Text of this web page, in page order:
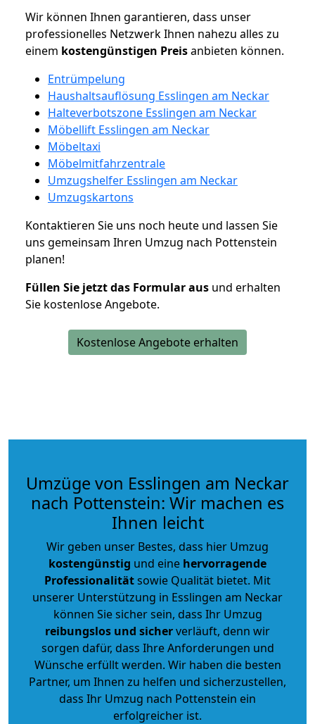
Wir können Ihnen garantieren, dass unser
professionelles Netzwerk Ihnen nahezu alles zu
einem kostengünstigen Preisanbieten können.
Entrümpelung
Haushaltsauflösung Esslingen am Neckar
Halteverbotszone Esslingen am Neckar
Möbellift Esslingen am Neckar
Möbeltaxi
Möbelmitfahrzentrale
Umzugshelfer Esslingen am Neckar
Umzugskartons
Kontaktieren Sie uns noch heute und lassen Sie
uns gemeinsam Ihren Umzug nach Pottenstein
planen!
Füllen Sie jetzt das Formular aus und erhalten
Sie kostenlose Angebote.
Kostenlose Angebote erhalten
Umzüge von Esslingen am Neckar
nach Pottenstein: Wir machen es
Ihnen leicht
Wir geben unser Bestes, dass hier Umzug
kostengünstig und eine hervorragende
Professionalitätsowie Qualität bietet. Mit
unserer Unterstützung in Esslingen am Neckar
können Sie sicher sein, dass Ihr Umzug
reibungslos und sicherverläuft, denn wir
sorgen dafür, dass Ihre Anforderungen und
Wünsche erfüllt werden. Wir haben die besten
Partner, um Ihnen zu helfen und sicherzustellen,
dass Ihr Umzug nach Pottenstein ein
erfolgreicher ist.